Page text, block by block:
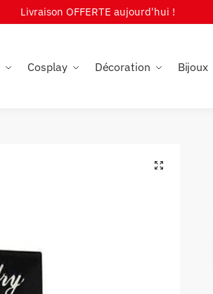
Livraison OFFERTE aujourd'hui !
Cosplay Décoration Bijoux
🔍